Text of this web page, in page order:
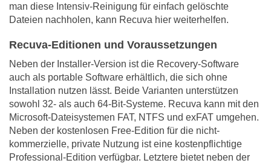
man diese Intensiv-Reinigung für einfach gelöschte
Dateien nachholen, kann Recuva hier weiterhelfen.
Recuva-Editionen und Voraussetzungen
Neben der Installer-Version ist die Recovery-Software
auch als portable Software erhältlich, die sich ohne
Installation nutzen lässt. Beide Varianten unterstützen
sowohl 32- als auch 64-Bit-Systeme. Recuva kann mit den
Microsoft-Dateisystemen FAT, NTFS und exFAT umgehen.
Neben der kostenlosen Free-Edition für die nicht-
kommerzielle, private Nutzung ist eine kostenpflichtige
Professional-Edition verfügbar. Letztere bietet neben der